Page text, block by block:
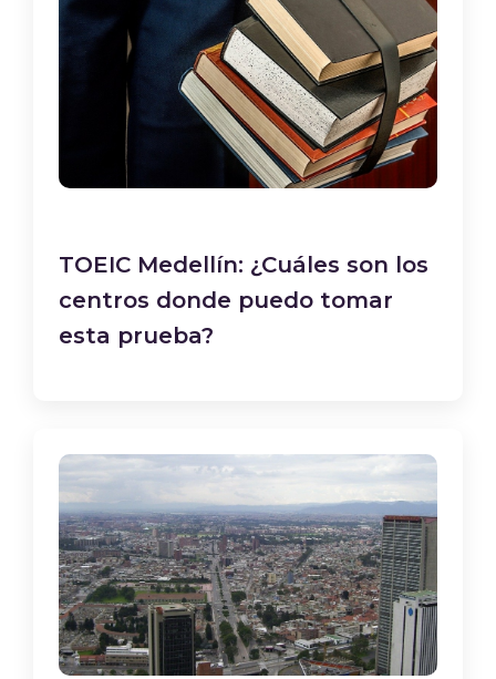
TOEIC Medellín: ¿Cuáles son los
centros donde puedo tomar
esta prueba?